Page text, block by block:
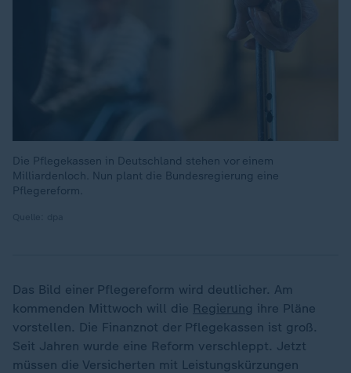
Die Pflegekassen in Deutschland stehen vor einem
Milliardenloch. Nun plant die Bundesregierung eine
Pflegereform.
Das Bild einer Pflegereform wird deutlicher. Am
kommenden Mittwoch will die Regierung ihre Pläne
vorstellen. Die Finanznot der Pflegekassen ist groß.
Seit Jahren wurde eine Reform verschleppt. Jetzt
müssen die Versicherten mit Leistungskürzungen